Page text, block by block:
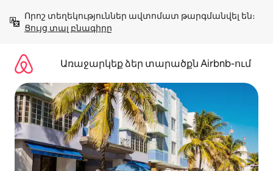
բովանդակությանը
Ցույց տալ բնագիրը
Առաջարկեք ձեր տարածքն Airbnb-ում